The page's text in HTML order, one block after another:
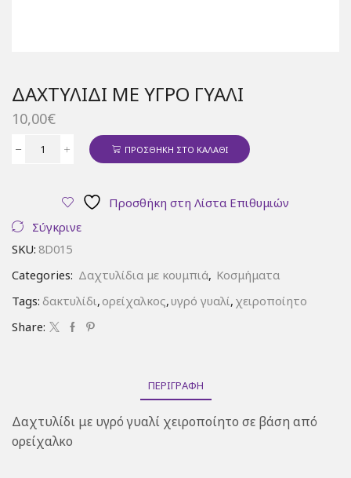
ΔΑΧΤΥΛΊΔΙ ΜΕ ΥΓΡΌ ΓΥΑΛΊ
10,00€
Δαχτυλίδι
γυαλί
ΠΡΟΣΘΉΚΗ ΣΤΟ ΚΑΛΆΘΙ
Προσθήκη στη Λίστα Επιθυμιών
Σύγκρινε
SKU: 8D015
Categories: Δαχτυλίδια με κουμπιά, Κοσμήματα
Tags: δακτυλίδι,ορείχαλκος,υγρό γυαλί, χειροποίητο
Share:
ΠΕΡΙΓΡΑΦΉ
Δαχτυλίδι με υγρό γυαλί χειροποίητο σε βάση από
ορείχαλκο